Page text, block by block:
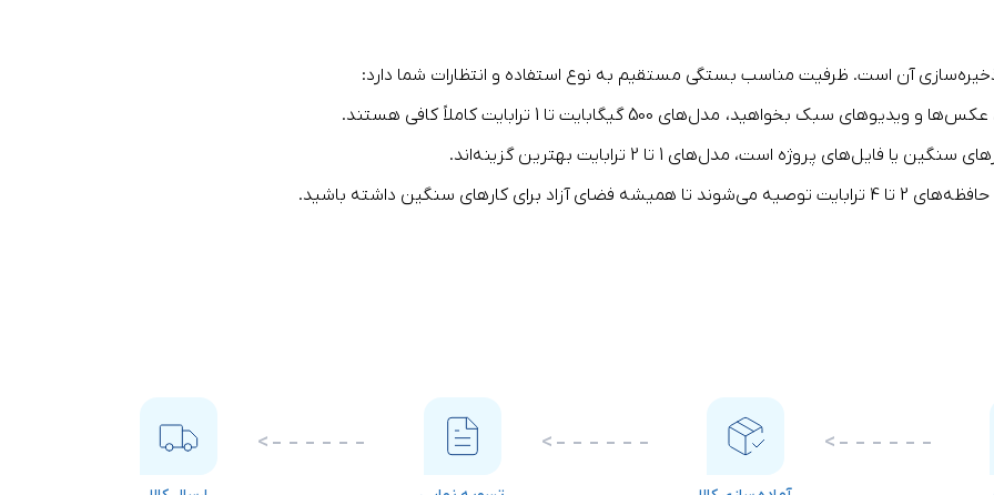
پروژه است، مدل‌های 1 تا 2 ترابایت بهترین گزینه‌اند.